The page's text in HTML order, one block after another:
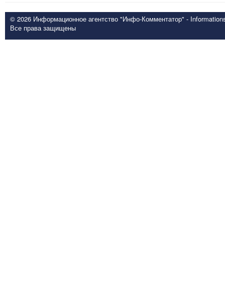
© 2026 Информационное агентство "Инфо-Комментатор" -
Все права защищены